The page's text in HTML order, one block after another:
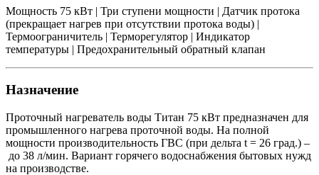
Мощность 75 кВт | Три ступени мощности | Датчик протока
(прекращает нагрев при отсутствии протока воды) |
Термоограничитель | Терморегулятор | Индикатор
температуры | Предохранительный обратный клапан
Назначение
Проточный нагреватель воды Титан 75 кВт предназначен для
промышленного нагрева проточной воды. На полной
мощности производительность ГВС (при дельта t = 26 град.) –
до 38 л/мин. Вариант горячего водоснабжения бытовых нужд
на производстве.